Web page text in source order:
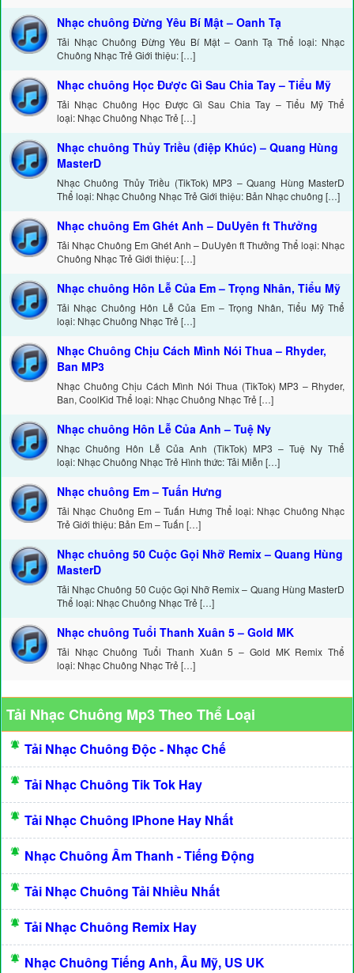
Nhạc chuông Đừng Yêu Bí Mật – Oanh Tạ
Tải Nhạc Chuông Đừng Yêu Bí Mật – Oanh Tạ Thể loại: Nhạc
Chuông Nhạc Trẻ Giới thiệu: […]
Nhạc chuông Học Được Gì Sau Chia Tay – Tiểu Mỹ
Tải Nhạc Chuông Học Được Gì Sau Chia Tay – Tiểu Mỹ Thể
loại: Nhạc Chuông Nhạc Trẻ […]
Nhạc chuông Thủy Triều (điệp Khúc) – Quang Hùng
MasterD
Nhạc Chuông Thủy Triều (TikTok) MP3 – Quang Hùng MasterD
Thể loại: Nhạc Chuông Nhạc Trẻ Giới thiệu: Bản Nhạc chuông […]
Nhạc chuông Em Ghét Anh – DuUyên ft Thưởng
Tải Nhạc Chuông Em Ghét Anh – DuUyên ft Thưởng Thể loại: Nhạc
Chuông Nhạc Trẻ Giới thiệu: […]
Nhạc chuông Hôn Lễ Của Em – Trọng Nhân, Tiểu Mỹ
Tải Nhạc Chuông Hôn Lễ Của Em – Trọng Nhân, Tiểu Mỹ Thể
loại: Nhạc Chuông Nhạc Trẻ […]
Nhạc Chuông Chịu Cách Mình Nói Thua – Rhyder,
Ban MP3
Nhạc Chuông Chịu Cách Mình Nói Thua (TikTok) MP3 – Rhyder,
Ban, CoolKid Thể loại: Nhạc Chuông Nhạc Trẻ […]
Nhạc chuông Hôn Lễ Của Anh – Tuệ Ny
Nhạc Chuông Hôn Lễ Của Anh (TikTok) MP3 – Tuệ Ny Thể
loại: Nhạc Chuông Nhạc Trẻ Hình thức: Tải Miễn […]
Nhạc chuông Em – Tuấn Hưng
Tải Nhạc Chuông Em – Tuấn Hưng Thể loại: Nhạc Chuông Nhạc
Trẻ Giới thiệu: Bản Em – Tuấn […]
Nhạc chuông 50 Cuộc Gọi Nhỡ Remix – Quang Hùng
MasterD
Tải Nhạc Chuông 50 Cuộc Gọi Nhỡ Remix – Quang Hùng MasterD
Thể loại: Nhạc Chuông Nhạc Trẻ […]
Nhạc chuông Tuổi Thanh Xuân 5 – Gold MK
Tải Nhạc Chuông Tuổi Thanh Xuân 5 – Gold MK Remix Thể
loại: Nhạc Chuông Nhạc Trẻ […]
Tải Nhạc Chuông Mp3 Theo Thể Loại
Tải Nhạc Chuông Độc - Nhạc Chế
Tải Nhạc Chuông Tik Tok Hay
Tải Nhạc Chuông IPhone Hay Nhất
Nhạc Chuông Âm Thanh - Tiếng Động
Tải Nhạc Chuông Tải Nhiều Nhất
Tải Nhạc Chuông Remix Hay
Nhạc Chuông Tiếng Anh, Âu Mỹ, US UK